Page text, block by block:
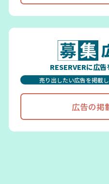
RESERVERに広
売り出したい広告を掲載
広告の掲